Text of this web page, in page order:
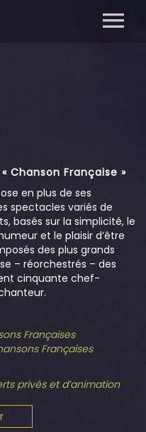
Chanson Française »
en plus de ses
spectacles variés de
basés sur la simplicité, le
et le plaisir d’être
des plus grands
– réorchestrés – des
cinquante chef-
Françaises
Françaises
privés et d’animation